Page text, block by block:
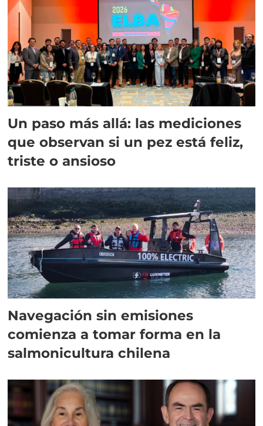
Un paso más allá: las mediciones
que observan si un pez está feliz,
triste o ansioso
Navegación sin emisiones
comienza a tomar forma en la
salmonicultura chilena